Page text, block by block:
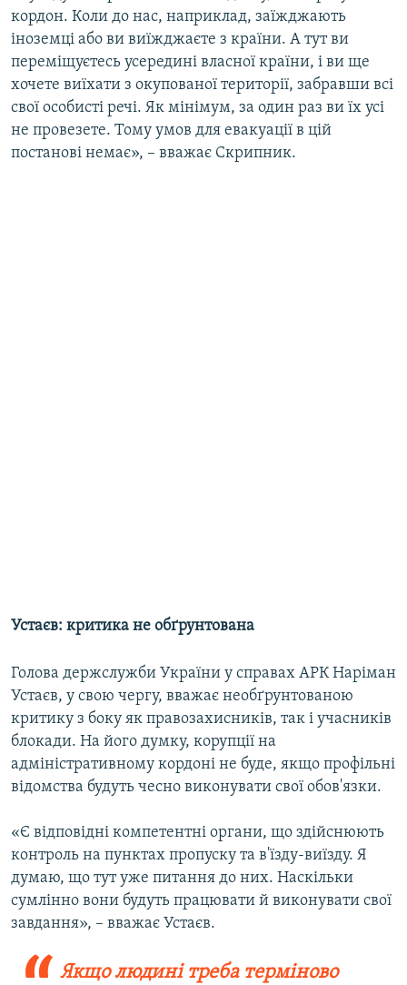
кордон. Коли до нас, наприклад, заїжджають
іноземці або ви виїжджаєте з країни. А тут ви
переміщуєтесь усередині власної країни, і ви ще
хочете виїхати з окупованої території, забравши всі
свої особисті речі. Як мінімум, за один раз ви їх усі
не провезете. Тому умов для евакуації в цій
постанові немає», – вважає Скрипник.
Устаєв: критика не обґрунтована
Голова держслужби України у справах АРК Наріман
Устаєв, у свою чергу, вважає необґрунтованою
критику з боку як правозахисників, так і учасників
блокади. На його думку, корупції на
адміністративному кордоні не буде, якщо профільні
відомства будуть чесно виконувати свої обов'язки.
«Є відповідні компетентні органи, що здійснюють
контроль на пунктах пропуску та в'їзду-виїзду. Я
думаю, що тут уже питання до них. Наскільки
сумлінно вони будуть працювати й виконувати свої
завдання», – вважає Устаєв.
Якщо людині треба терміново